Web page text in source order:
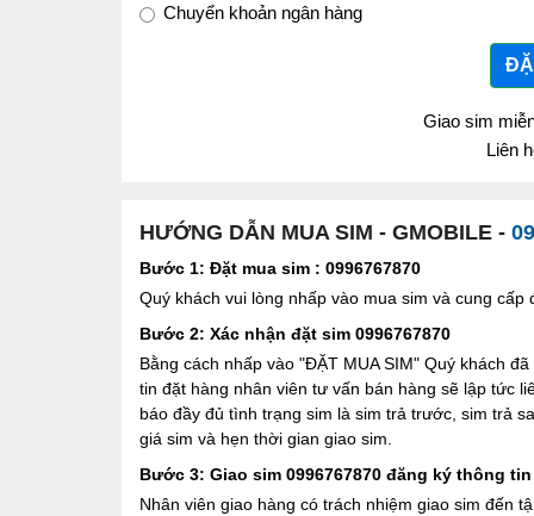
Chuyển khoản ngân hàng
Giao sim
Liên
HƯỚNG DẪN MUA SIM - GMOBILE -
Bước 1: Đặt mua sim : 0996767870
Quý khách vui lòng nhấp vào mua sim và cung
Bước 2: Xác nhận đặt sim 0996767870
Bằng cách nhấp vào "ĐẶT MUA SIM" Quý khách
tin đặt hàng nhân viên tư vấn bán hàng sẽ lập tức
báo đầy đủ tình trạng sim là sim trả trước, sim trả
giá sim và hẹn thời gian giao sim.
Bước 3: Giao sim 0996767870 đăng ký thông
Nhân viên giao hàng có trách nhiệm giao sim đến